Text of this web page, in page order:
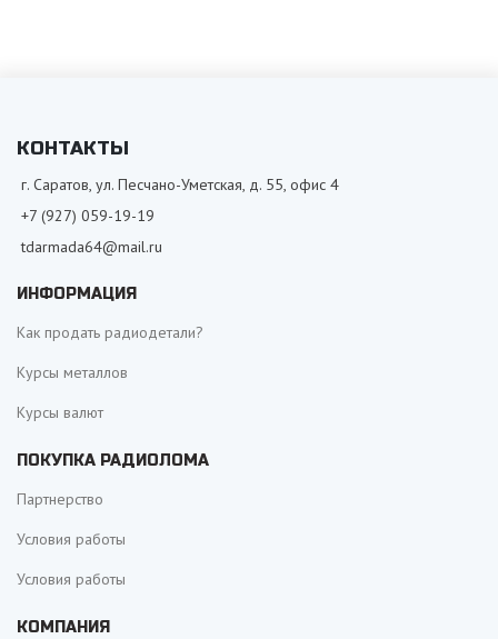
КОНТАКТЫ
г. Саратов, ул. Песчано-Уметская, д. 55, офис 4
+7 (927) 059-19-19
tdarmada64@mail.ru
ИНФОРМАЦИЯ
Как продать радиодетали?
Курсы металлов
Курсы валют
ПОКУПКА РАДИОЛОМА
Партнерство
Условия работы
Условия работы
КОМПАНИЯ